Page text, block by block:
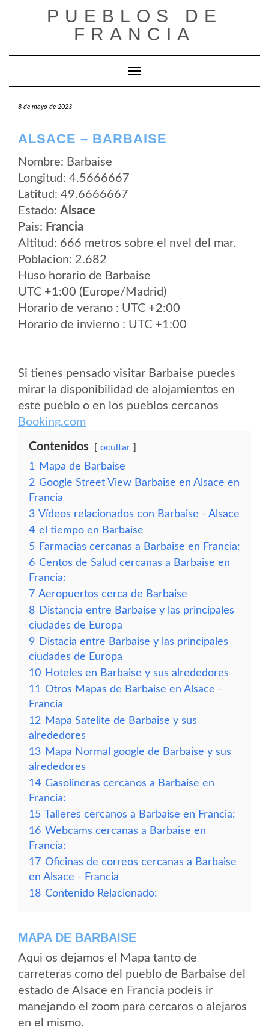
PUEBLOS DE
FRANCIA
Cambiar modo de navegación
8 de mayo de 2023
ALSACE – BARBAISE
Nombre: Barbaise
Longitud: 4.5666667
Latitud: 49.6666667
Estado: Alsace
Pais: Francia
Altitud: 666 metros sobre el nvel del mar.
Poblacion: 2.682
Huso horario de Barbaise
UTC +1:00 (Europe/Madrid)
Horario de verano : UTC +2:00
Horario de invierno : UTC +1:00
Si tienes pensado visitar Barbaise puedes
mirar la disponibilidad de alojamientos en
este pueblo o en los pueblos cercanos
Booking.com
Contenidos ocultar
1
Mapa de Barbaise
2 Google Street View Barbaise en Alsace en
Francia
3 Vídeos relacionados con Barbaise - Alsace
4 el tiempo en Barbaise
5 Farmacias cercanas a Barbaise en Francia:
6 Centos de Salud cercanas a Barbaise en
Francia:
7 Aeropuertos cerca de Barbaise
8 Distancia entre Barbaise y las principales
ciudades de Europa
9 Distacia entre Barbaise y las principales
ciudades de Europa
10 Hoteles en Barbaise y sus alrededores
11 Otros Mapas de Barbaise en Alsace -
Francia
12 Mapa Satelite de Barbaise y sus
alrededores
13 Mapa Normal google de Barbaise y sus
alrededores
14 Gasolineras cercanos a Barbaise en
Francia:
15 Talleres cercanos a Barbaise en Francia:
16 Webcams cercanas a Barbaise en
Francia:
17 Oficinas de correos cercanas a Barbaise
en Alsace - Francia
18 Contenido Relacionado:
MAPA DE BARBAISE
Aqui os dejamos el Mapa tanto de
carreteras como del pueblo de Barbaise del
estado de Alsace en Francia podeis ir
manejando el zoom para cercaros o alejaros
en el mismo.